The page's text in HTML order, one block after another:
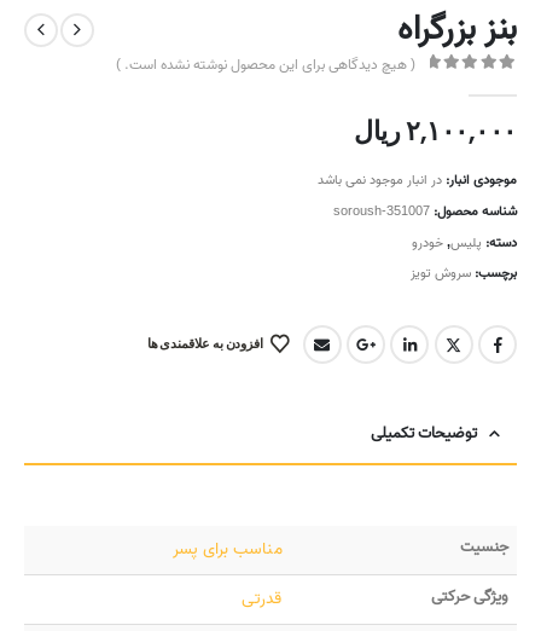
بنز بزرگراه
( هیچ دیدگاهی برای این محصول نوشته نشده است. )
۲,۱۰۰,۰۰۰ریال
موجودی انبار: در انبار موجود نمی باشد
شناسه محصول: soroush-351007
دسته: پلیس,خودرو
برچسب: سروش تویز
افزودن به علاقمندی ها
توضیحات تکمیلی
جنسیت مناسب برای پسر
ویژگی حرکتی قدرتی